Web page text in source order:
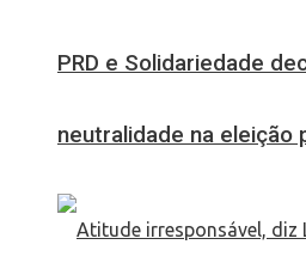
PRD e Solidariedade
neutralidade na eleição